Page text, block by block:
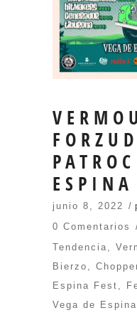
ESPINA
junio 8, 2022
0 Comentarios
Tendencia
Bierzo
Espina Fest
Vega de